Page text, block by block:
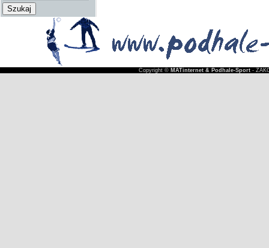
Copyright © MATinternet & Podhale-Sport-